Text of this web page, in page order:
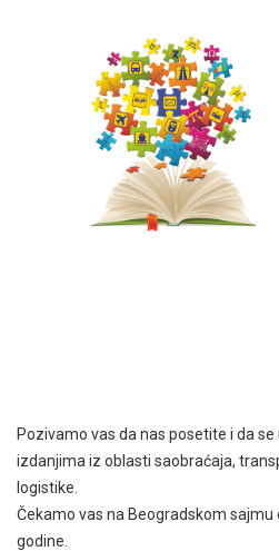
Pozivamo vas da nas posetite i da
izdanjima iz oblasti saobraćaja,
logistike.
Čekamo vas na Beogradskom sajmu
godine.